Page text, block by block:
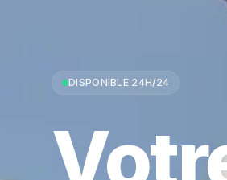
DISPONIBLE 24H/24